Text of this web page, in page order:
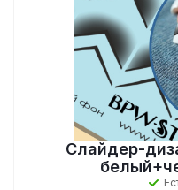
Слайдер-